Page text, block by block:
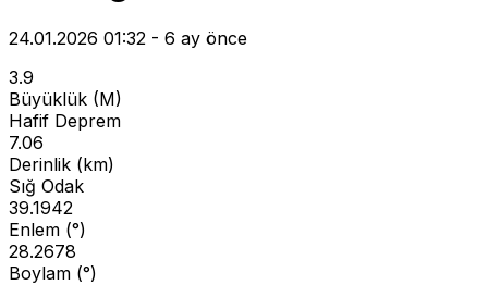
24.01.2026 01:32 - 6 ay önce
3.9
Büyüklük (M)
Hafif Deprem
7.06
Derinlik (km)
Sığ Odak
39.1942
Enlem (°)
28.2678
Boylam (°)